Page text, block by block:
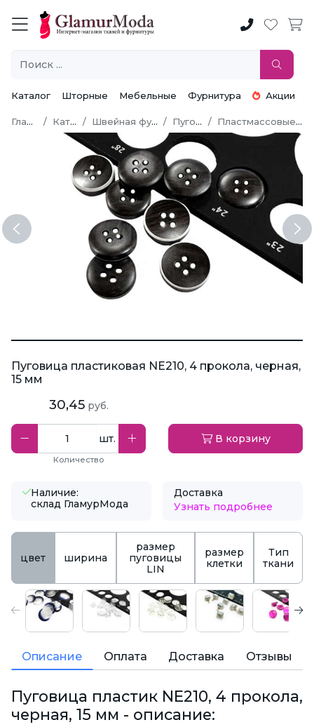
Каталог Шторные Мебельные Фурнитура Акции
Главная Каталог Швейная фурнитура Пуговицы Пластмассовые пуговицы
Previous
Пуговица пластиковая NE210, 4 прокола, черная,
15 мм
30,45 руб.
шт.
Количество
В корзину
Наличие:
склад ГламурМода
Доставка
Узнать подробнее
цвет ширина
размер
пуговицы
LIN
размер
клетки
Тип
ткани
Описание Оплата Доставка Отзывы
Пуговица пластик NE210, 4 прокола,
черная, 15 мм - описание: